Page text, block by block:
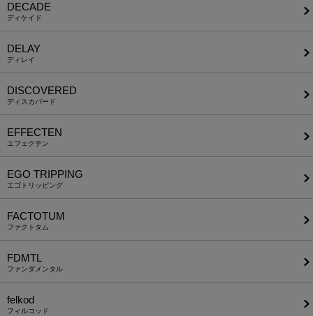
DECADE
ディケイド
DELAY
ディレイ
DISCOVERED
ディスカバード
EFFECTEN
エフェクテン
EGO TRIPPING
エゴトリッピング
FACTOTUM
ファクトタム
FDMTL
ファンダメンタル
felkod
フィルコッド